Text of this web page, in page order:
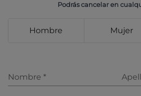
Podrás cancelar en
Hombre Mujer
Nombre *